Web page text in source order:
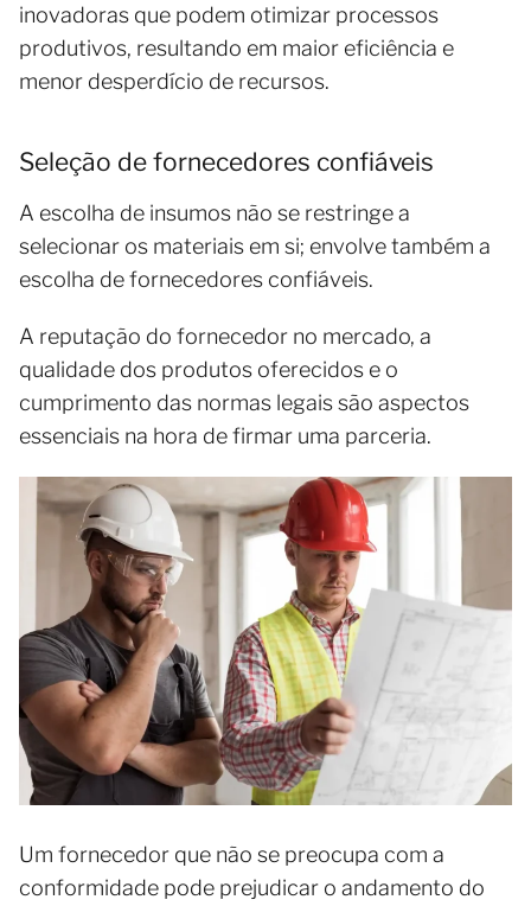
inovadoras que podem otimizar processos
produtivos, resultando em maior eficiência e
menor desperdício de recursos.
Seleção de fornecedores confiáveis
A escolha de insumos não se restringe a
selecionar os materiais em si; envolve também a
escolha de fornecedores confiáveis.
A reputação do fornecedor no mercado, a
qualidade dos produtos oferecidos e o
cumprimento das normas legais são aspectos
essenciais na hora de firmar uma parceria.
Um fornecedor que não se preocupa com a
conformidade pode prejudicar o andamento do